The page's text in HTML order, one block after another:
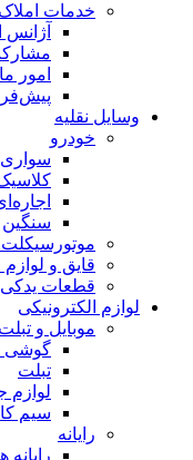
خدمات املاک
آژانس
امور
وسایل نقلیه
خودرو
سواری
کلاسیک
اجاره‌ای
سنگین
موتورسیکلت
قایق و لوازم
قطعات یدکی
لوازم الکترونیکی
موبایل و تبلت
گوشی
تبلت
لوازم
سیم
رایانه
رایانه